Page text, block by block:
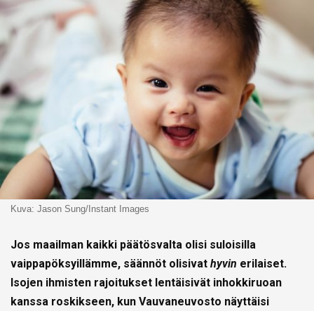
Kuva: Jason Sung/Instant Images
Jos maailman kaikki päätösvalta olisi suloisilla
vaippapöksyillämme, säännöt olisivat hyvin erilaiset.
Isojen ihmisten rajoitukset lentäisivät inhokkiruoan
kanssa roskikseen, kun Vauvaneuvosto näyttäisi